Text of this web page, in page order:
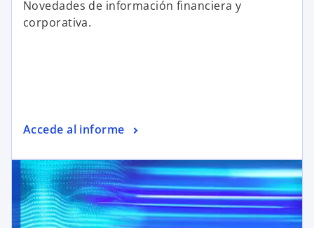
Novedades de información financiera y
corporativa.
Accede al informe